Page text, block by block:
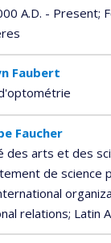
A.D. - Present;
Faubert
Faucher
des arts et des
de science
relations; Latin